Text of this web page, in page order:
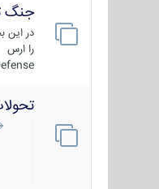
جنگ
در
را ارس